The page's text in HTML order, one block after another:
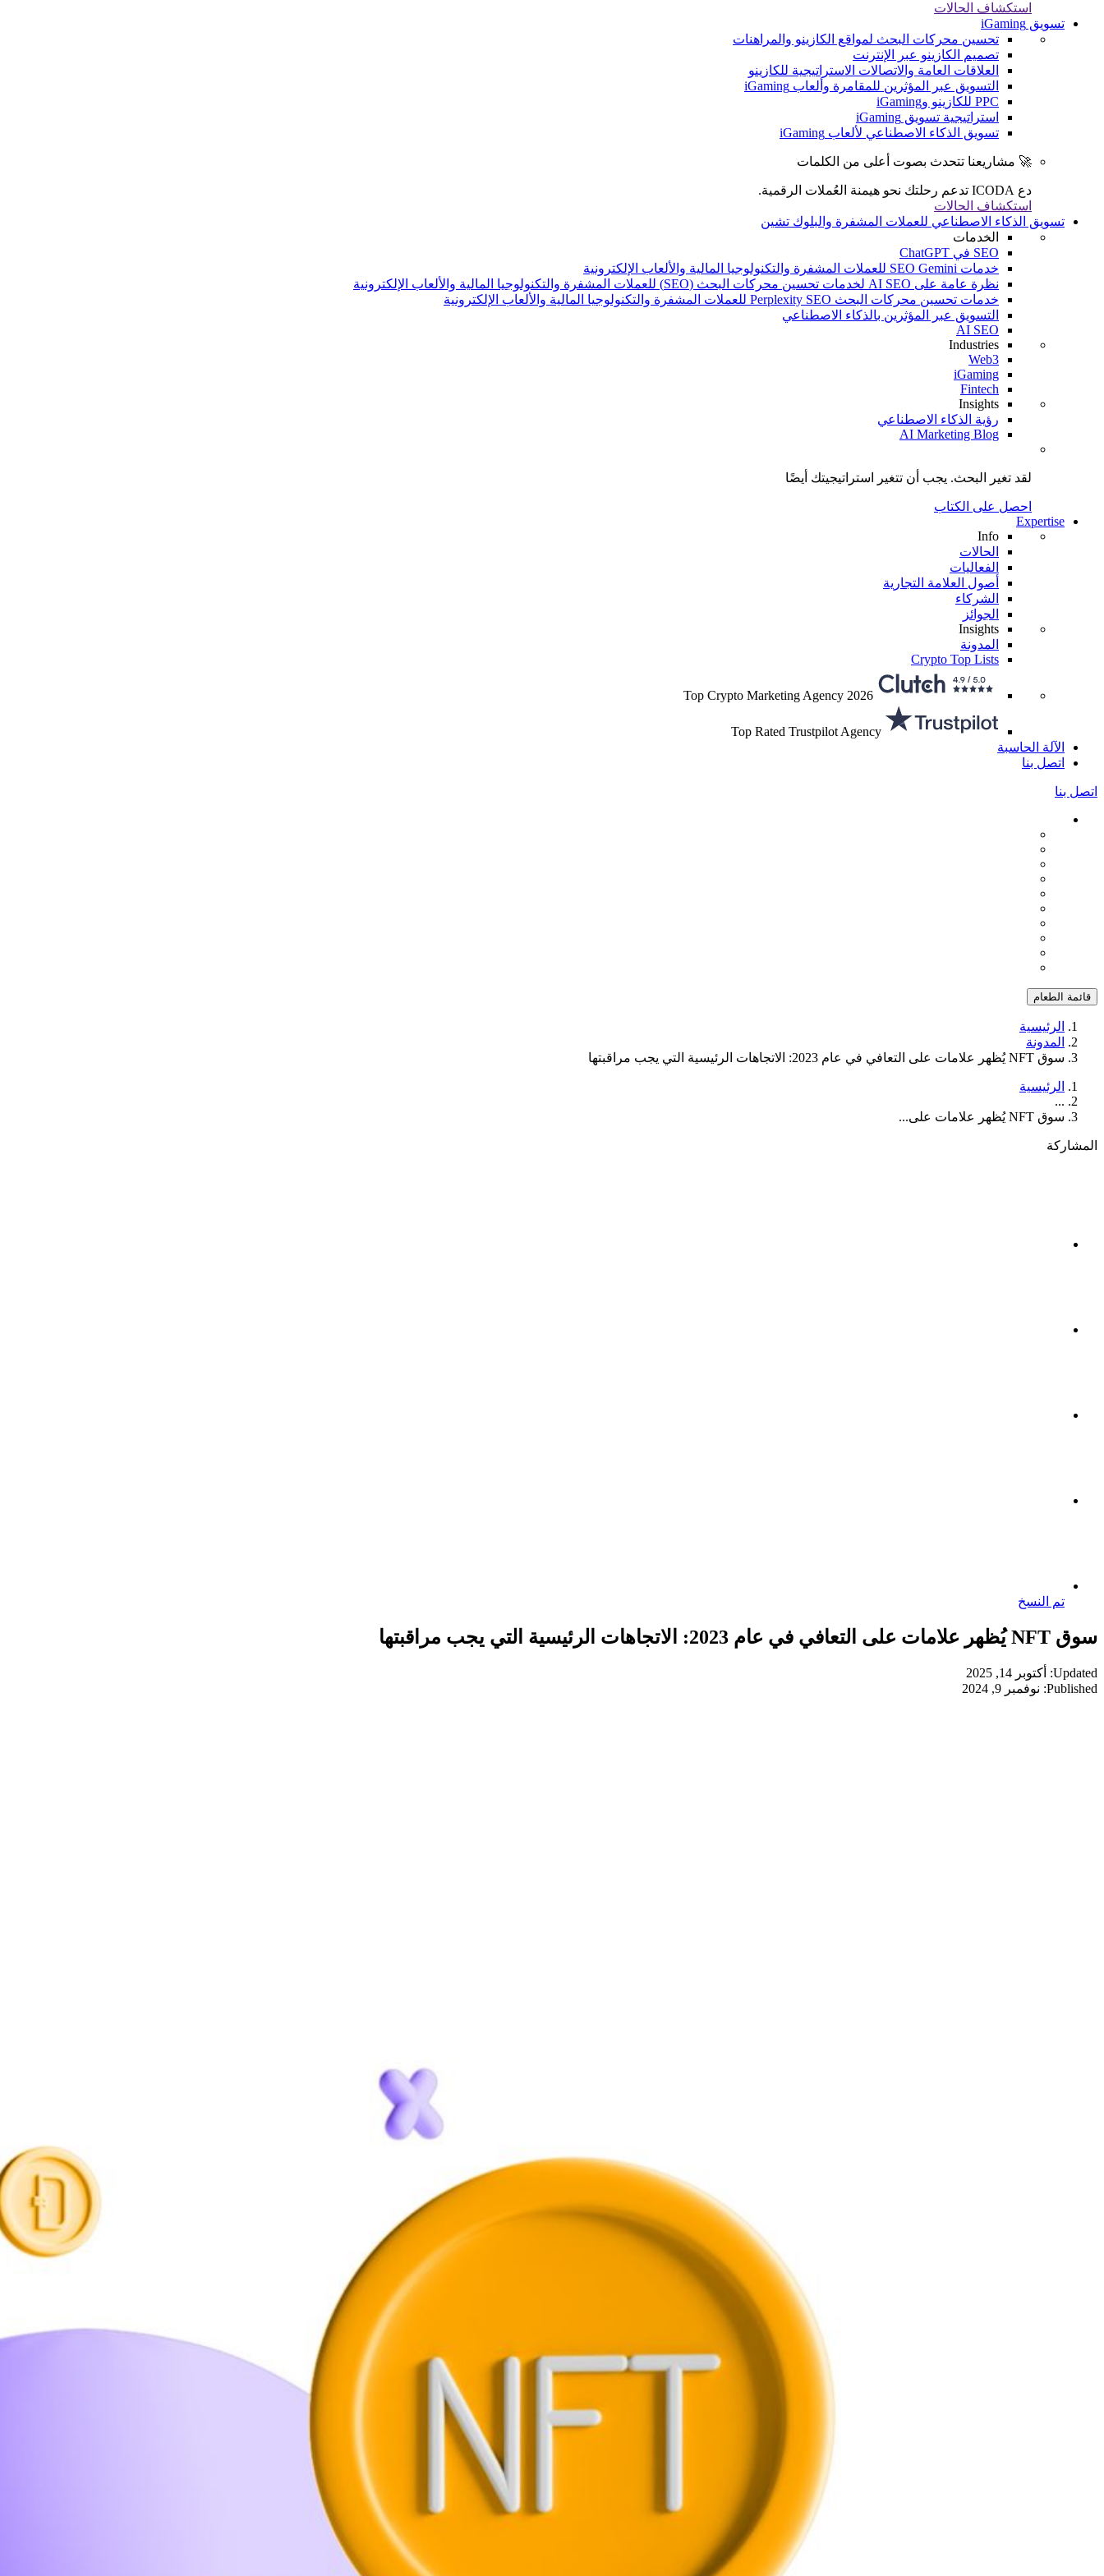
استكشاف الحالات
تسويق iGaming
تحسين محركات البحث لمواقع الكازينو والمراهنات
تصميم الكازينو عبر الإنترنت
العلاقات العامة والاتصالات الاستراتيجية للكازينو
التسويق عبر المؤثرين للمقامرة وألعاب iGaming
PPC للكازينو وiGaming
استراتيجية تسويق iGaming
تسويق الذكاء الاصطناعي لألعاب iGaming
🚀 مشاريعنا تتحدث بصوت أعلى من الكلمات
دع ICODA تدعم رحلتك نحو هيمنة العُملات الرقمية.
استكشاف الحالات
تسويق الذكاء الاصطناعي للعملات المشفرة والبلوك تشين
الخدمات
SEO في ChatGPT
خدمات SEO Gemini للعملات المشفرة والتكنولوجيا المالية والألعاب الإلكترونية
نظرة عامة على AI SEO لخدمات تحسين محركات البحث (SEO) للعملات المشفرة والتكنولوجيا المالية والألعاب الإلكترونية
خدمات تحسين محركات البحث Perplexity SEO للعملات المشفرة والتكنولوجيا المالية والألعاب الإلكترونية
التسويق عبر المؤثرين بالذكاء الاصطناعي
AI SEO
Industries
Web3
iGaming
Fintech
Insights
رؤية الذكاء الاصطناعي
AI Marketing Blog
لقد تغير البحث. يجب أن تتغير استراتيجيتك أيضًا
احصل على الكتاب
Expertise
Info
الحالات
الفعاليات
أصول العلامة التجارية
الشركاء
الجوائز
Insights
المدونة
Crypto Top Lists
Top Crypto Marketing Agency 2026
Top Rated Trustpilot Agency
الآلة الحاسبة
اتصل بنا
اتصل بنا
قائمة الطعام
الرئيسية
المدونة
سوق NFT يُظهر علامات على التعافي في عام 2023: الاتجاهات الرئيسية التي يجب مراقبتها
الرئيسية
...
سوق NFT يُظهر علامات على...
المشاركة
تم النسخ
سوق NFT يُظهر علامات على التعافي في عام 2023: الاتجاهات الرئيسية التي يجب مراقبتها
Updated: أكتوبر 14, 2025
Published: نوفمبر 9, 2024